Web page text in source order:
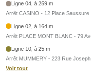
Ligne 04, à 259 m
Arrêt CASINO - 12 Place Saussure
Ligne 02, à 164 m
Arrêt PLACE MONT BLANC - 79
Ligne 10, à 25 m
Arrêt MUMMERY - 223 Rue Joseph
Voir tout